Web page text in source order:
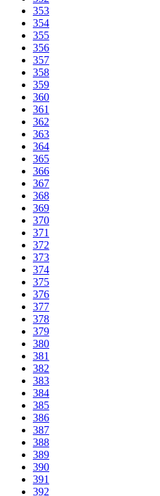
353
354
355
356
357
358
359
360
361
362
363
364
365
366
367
368
369
370
371
372
373
374
375
376
377
378
379
380
381
382
383
384
385
386
387
388
389
390
391
392